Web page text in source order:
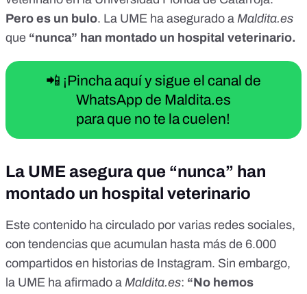
Pero es un bulo. La UME ha asegurado a Maldita.es
que “nunca” han montado un hospital veterinario.
📲 ¡Pincha aquí y sigue el canal de
WhatsApp de Maldita.es
para que no te la cuelen!
La UME asegura que “nunca” han
montado un hospital veterinario
Este contenido ha circulado por varias redes sociales,
con tendencias que acumulan hasta más de 6.000
compartidos en historias de Instagram. Sin embargo,
la UME ha afirmado a Maldita.es: “No hemos